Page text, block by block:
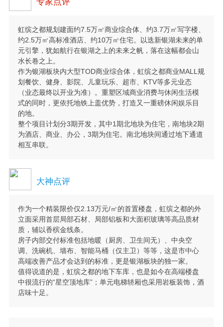
虹缤之都规划建面约7.5万㎡商业综合体、约3.7万㎡写字楼、
约2.5万㎡高标准酒店、约10万㎡住宅。以迭新银湖未来的单
元引擎，犹如航行在银湖之上的未来之帆，落在这幅都会山
水长卷之上。
作为银湖板块内大型TOD商业综合体，虹缤之都商业MALL规
划餐饮、健身、影院、儿童玩乐、超市、KTV等多元业态
（业态最终以开业为准）。重塑区域商业消费与休闲生活模
式的同时，更依托地铁上盖优势，打造又一重磅休闲娱乐目
的地。
整个项目计划分3期开发，其中1期北地块为住宅，南地块2期
为酒店、商业、办公，3期为住宅。南北地块间通过地下通道
相互串联。
大神点评
作为一个精装限价仅2.13万元/㎡的首置楼盘，虹缤之都的外
立面采用首层局部石材、局部铝板和大面积玻璃等高品质材
质，辅以香槟金线条。
房子内部交付标准包括地暖（厨房、卫生间无）、中央空
调、洗碗机、墙布、智能马桶（仅主卫）等等，这是市中心
高端改善产品才会达到的标准，更是银湖板块的独一家。
值得说道的是，虹缤之都的地下车库，也是如今在高端楼盘
中很流行的“星空顶地库”；单元电梯轿厢也采用岩板装饰，酒
店味十足。